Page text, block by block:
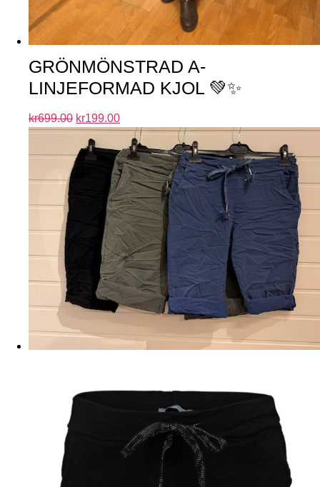
GRÖNMÖNSTRAD A-
LINJEFORMAD KJOL 💚✨
kr699.00 kr199.00